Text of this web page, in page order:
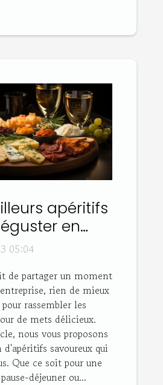
apéritifs
en
05:04
de partager un moment
rien de mieux
rassembler les
de mets délicieux.
nous vous proposons
savoureux qui
Que ce soit pour une
déjeuner ou...